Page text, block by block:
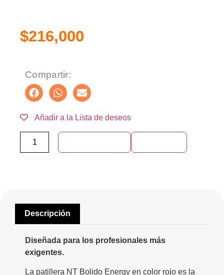
$216,000
Compartir:
Añadir a la Lista de deseos
Descripción
Diseñada para los profesionales más
exigentes.
La patillera NT Bolido Energy en color rojo es la